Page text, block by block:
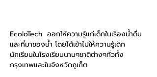
EcoloTech ออกให้ความรู้แก่เด็กในเรื่องน้ำดื่ม
และที่มาของน้ำ โดยได้เข้าไปให้ความรู้เด็ก
นักเรียนในโรงเรียนนานๆชาติต่างๆทั่วทั้ง
กรุงเทพและในจังหวัดภูเก็ต